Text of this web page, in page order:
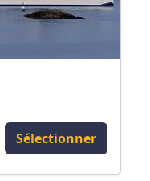
Sélectionner